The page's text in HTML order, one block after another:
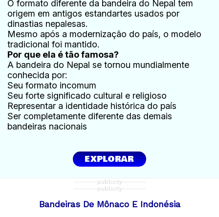
O formato diferente da bandeira do Nepal tem
origem em antigos estandartes usados por
dinastias nepalesas.
Mesmo após a modernização do país, o modelo
tradicional foi mantido.
Por que ela é tão famosa?
A bandeira do Nepal se tornou mundialmente
conhecida por:
Seu formato incomum
Seu forte significado cultural e religioso
Representar a identidade histórica do país
Ser completamente diferente das demais
bandeiras nacionais
EXPLORAR
--------publicity--------
--------publicity--------
Bandeiras De Mônaco E Indonésia